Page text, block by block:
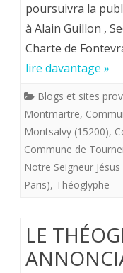
poursuivra la
à Alain Guillon ,
Charte de
lire davantage »
Blogs et sites
Montmartre,
Montsalvy (15200),
Commune de
Notre Seigneur
Paris), Théoglyphe
LE